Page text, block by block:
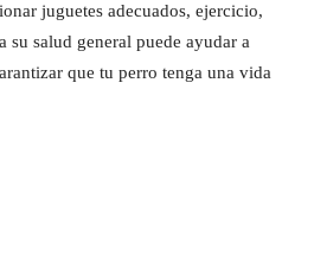
juguetes adecuados, ejercicio,
su salud general puede ayudar a
que tu perro tenga una vida